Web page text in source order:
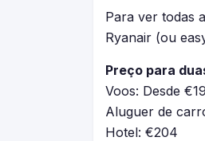
Para ver todas
Ryanair (ou
Preço para
Voos: Desde
Aluguer de
Hotel: €204